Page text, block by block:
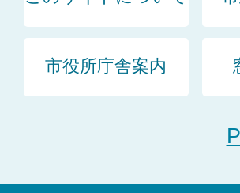
市役所庁舎案内